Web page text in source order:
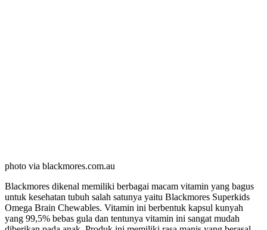
photo via blackmores.com.au
Blackmores dikenal memiliki berbagai macam vitamin yang bagus
untuk kesehatan tubuh salah satunya yaitu Blackmores Superkids
Omega Brain Chewables. Vitamin ini berbentuk kapsul kunyah
yang 99,5% bebas gula dan tentunya vitamin ini sangat mudah